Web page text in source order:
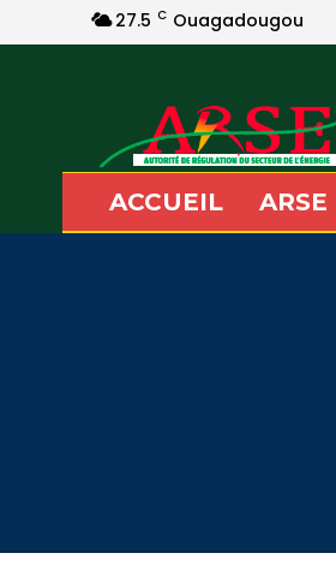
27.5 C Ouagadougou
ACCUEIL ARSE